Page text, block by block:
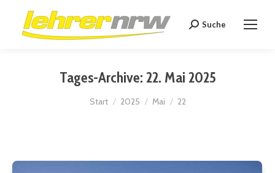
Search:
Suche
Tages-Archive: 22. Mai 2025
Sie befinden sich hier:
Start 2025 Mai 22